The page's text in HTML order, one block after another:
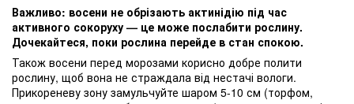
Важливо: восени не обрізають актинідію під час
активного сокоруху — це може послабити рослину.
Дочекайтеся, поки рослина перейде в стан спокою.
Також восени перед морозами корисно добре полити
рослину, щоб вона не страждала від нестачі вологи.
Прикореневу зону замульчуйте шаром 5-10 см (торфом,